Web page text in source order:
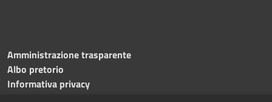
Amministrazione trasparente
Albo pretorio
Informativa privacy